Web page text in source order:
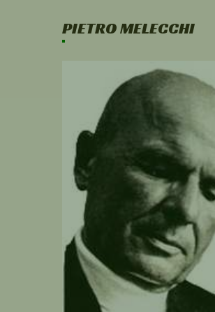
PIETRO MELECCHI